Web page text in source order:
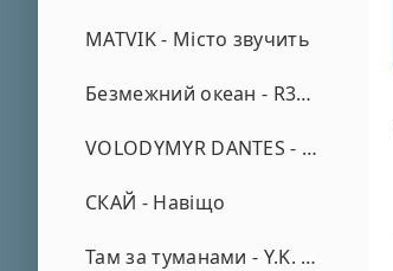
MATVIK - Місто звучить
Безмежний океан - R3phase
VOLODYMYR DANTES - Просто кохаю (REMIX)
СКАЙ - Навіщо
Там за туманами - Y.K. Music